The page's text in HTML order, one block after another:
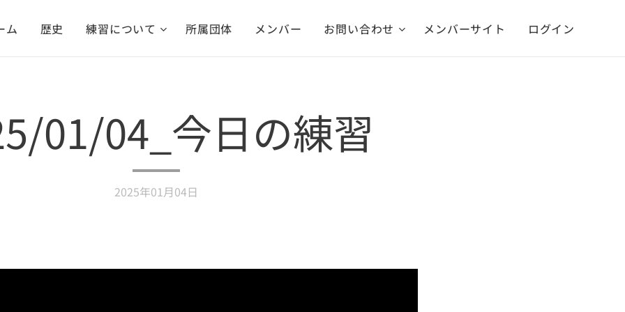
ム 歴史 練習について 所属団体 メンバー お問い合わせ メンバーサイト ログイン
01/04_今日の練習
2025年01月04日